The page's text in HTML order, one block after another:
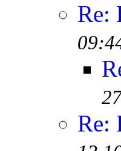
Re:
Re: